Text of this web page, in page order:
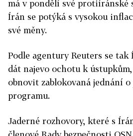
má v pondělí své protiíránské
Írán se potýká s vysokou
své měny.
Podle agentury Reuters se tak
dát najevo ochotu k
obnovit zablokovaná jednání o
programu.
Jaderné rozhovory, které s